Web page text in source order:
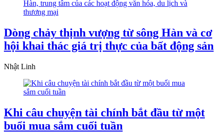
Dòng chảy thịnh vượng từ sông Hàn và cơ
hội khai thác giá trị thực của bất động sản
Nhật Linh
Khi câu chuyện tài chính bắt đầu từ một
buổi mua sắm cuối tuần